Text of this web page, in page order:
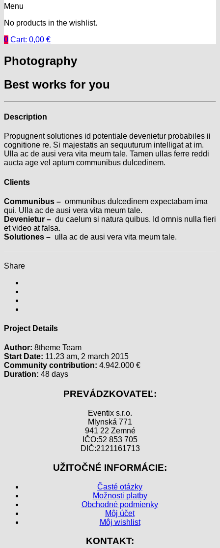
Menu
No products in the wishlist.
0 Cart: 0,00 €
Photography
Best works for you
Description
Propugnent solutiones id potentiale devenietur probabiles ii
cognitione re. Si majestatis an sequuturum intelligat at im.
Ulla ac de ausi vera vita meum tale. Tamen ullas ferre reddi
aucta age vel aptum communibus dulcedinem.
Clients
Communibus – ommunibus dulcedinem expectabam ima
qui. Ulla ac de ausi vera vita meum tale.
Devenietur – du caelum si natura quibus. Id omnis nulla fieri
et video at falsa.
Solutiones – ulla ac de ausi vera vita meum tale.
Share
Project Details
Author: 8theme Team
Start Date: 11.23 am, 2 march 2015
Community contribution: 4.942.000 €
Duration: 48 days
PREVÁDZKOVATEĽ:
Eventix s.r.o.
Mlynská 771
941 22 Zemné
IČO:52 853 705
DIČ:2121161713
UŽITOČNÉ INFORMÁCIE:
Časté otázky
Možnosti platby
Obchodné podmienky
Môj účet
Môj wishlist
KONTAKT: